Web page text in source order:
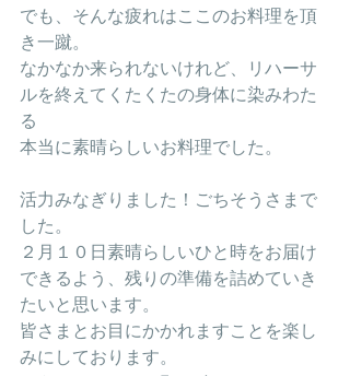
でも、そんな疲れはここのお料理を頂
き一蹴。
なかなか来られないけれど、リハーサ
ルを終えてくたくたの身体に染みわた
る
本当に素晴らしいお料理でした。
活力みなぎりました！ごちそうさまで
した。
２月１０日素晴らしいひと時をお届け
できるよう、残りの準備を詰めていき
たいと思います。
皆さまとお目にかかれますことを楽し
みにしております。